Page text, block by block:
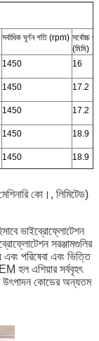
সর্বাধিক ঘূর্ণন গতি (rpm) সর্বোচ্চ
(মিমি)
1450 16
1450 17.2
1450 17.2
1450 18.9
1450 18.9
কো।, লিমিটেড)
ভাইব্রোফ্লোটেশন
সরঞ্জামগুলির
পরিষেবা এবং ভিত্তি
হল এশিয়ার সর্ববৃহৎ
উৎপাদন কোডের অন্যতম